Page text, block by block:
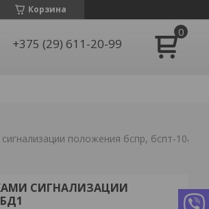
Корзина
+375 (29) 611-20-99
СИГНАЛИЗАЦИИ